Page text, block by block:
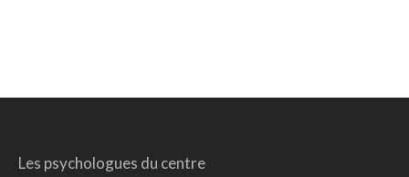
Les psychologues du centre